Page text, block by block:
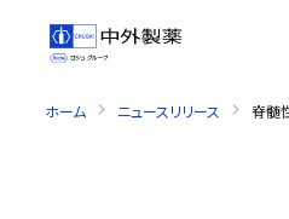
ホーム ニュースリリース 脊髄